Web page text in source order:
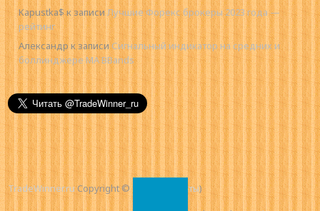
Kapustka$к записиЛучшие Форекс брокеры 2023 года —
рейтинг
Александрк записиСигнальный индикатор на средних и
боллинджере MA BBands
TradeWinner.ruCopyright © 2026. Контакты)